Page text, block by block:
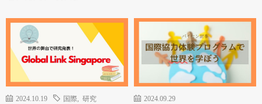
2024.10.19 国際 研究
2024.09.29